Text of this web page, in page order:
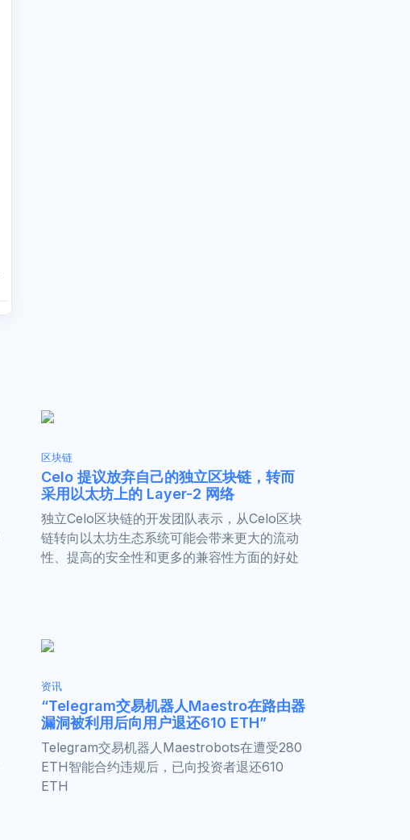
区块链
Celo 提议放弃自己的独立区块链，转而
采用以太坊上的 Layer-2 网络
独立Celo区块链的开发团队表示，从Celo区块
链转向以太坊生态系统可能会带来更大的流动
性、提高的安全性和更多的兼容性方面的好处
资讯
“Telegram交易机器人Maestro在路由器
漏洞被利用后向用户退还610 ETH”
Telegram交易机器人Maestrobots在遭受280
ETH智能合约违规后，已向投资者退还610
ETH